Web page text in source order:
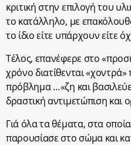
κριτική στην επιλογή του
το κατάλληλο, με
το ίδιο είτε υπάρχουν είτε
Τέλος, επανέφερε στο
χρόνο διατίθενται
πρόβλημα …«ζη και
δραστική αντιμετώπιση και
Γιά όλα τα θέματα, στα
παρουσίασε στο σώμα και